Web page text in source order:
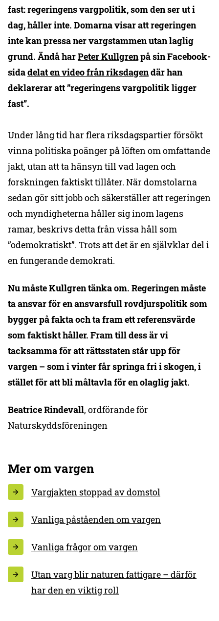
fast: regeringens vargpolitik, som den ser ut i
dag, håller inte. Domarna visar att regeringen
inte kan pressa ner vargstammen utan laglig
grund. Ändå harPeter Kullgrenpå sin Facebook-
sidadelat en video från riksdagendär han
deklarerar att ”regeringens vargpolitik ligger
fast”.
Under lång tid har flera riksdagspartier försökt
vinna politiska poänger på löften om omfattande
jakt, utan att ta hänsyn till vad lagen och
forskningen faktiskt tillåter. När domstolarna
sedan gör sitt jobb och säkerställer att regeringen
och myndigheterna håller sig inom lagens
ramar, beskrivs detta från vissa håll som
”odemokratiskt”. Trots att det är en självklar del i
en fungerande demokrati.
Nu måste Kullgren tänka om. Regeringen måste
ta ansvar för en ansvarsfull rovdjurspolitik som
bygger på fakta och ta fram ett referensvärde
som faktiskt håller. Fram till dess är vi
tacksamma för att rättsstaten står upp för
vargen – som i vinter får springa fri i skogen, i
stället för att bli måltavla för en olaglig jakt.
Beatrice Rindevall, ordförande för
Naturskyddsföreningen
Mer om vargen
Vargjakten stoppad av domstol
Vanliga påståenden om vargen
Vanliga frågor om vargen
Utan varg blir naturen fattigare – därför
har den en viktig roll